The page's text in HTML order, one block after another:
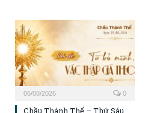
06/08/2026 0
Chầu Thánh Thể – Thứ Sáu,